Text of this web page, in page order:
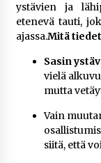
ystävien ja
etenevä tauti,
ajassa.Mitä
Sasin
vielä
mutta
Vain
siitä, että